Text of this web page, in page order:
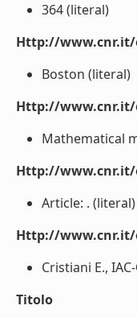
364 (literal)
Http://
Boston (literal)
Http://
Mathematical
Http://
Article: . (literal)
Http://
Cristiani E.,
Titolo